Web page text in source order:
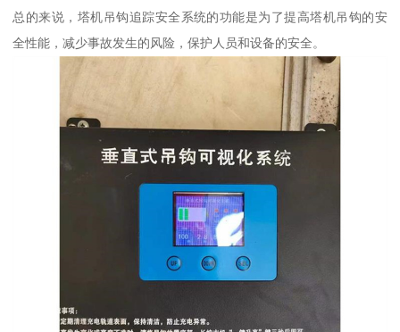
总的来说，塔机吊钩追踪安全系统的功能是为了提高塔机吊钩的安
全性能，减少事故发生的风险，保护人员和设备的安全。